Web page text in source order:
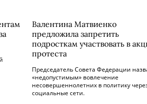
Валентина Матвиенко
предложила запретить
подросткам участвовать в
протеста
Председатель Совета Федерации
«недопустимым» вовлечение
несовершеннолетних в политику
социальные сети.